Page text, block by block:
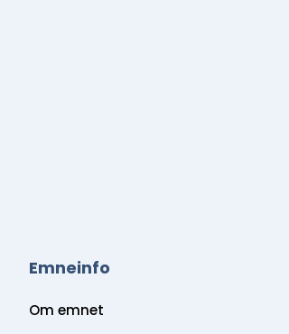
Emneinfo
Om emnet